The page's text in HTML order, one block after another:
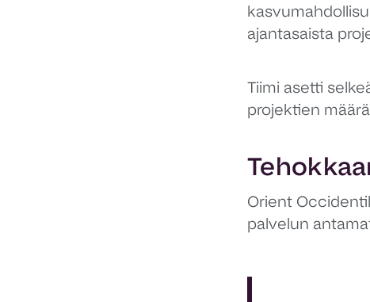
ajantasaista
Tiimi asetti
projektien
Orient
palvelun